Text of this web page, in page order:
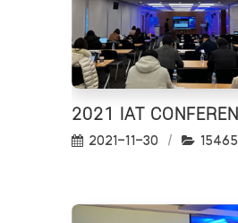
작성일:
2021-11-30 조회수:
15465